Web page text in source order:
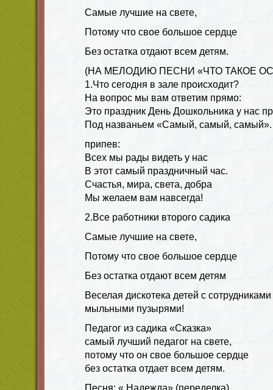
Самые лучшие на свете,
Потому что свое большое сердце
Без остатка отдают всем детям.
(НА МЕЛОДИЮ ПЕСНИ «ЧТО ТАКОЕ
1.Что сегодня в зале происходит?
На вопрос мы вам ответим прямо:
Это праздник День Дошкольника у нас
Под названьем «Самый, самый, самый».
припев:
Всех мы рады видеть у нас
В этот самый праздничный час.
Счастья, мира, света, добра
Мы желаем вам навсегда!
2.Все работники второго садика
Самые лучшие на свете,
Потому что свое большое сердце
Без остатка отдают всем детям
Веселая дискотека детей с сотрудниками
мыльными пузырями!
Педагог из садика «Сказка»
самый лучший педагог на свете,
потому что он свое большое сердце
без остатка отдает всем детям.
Песня: « Надежда» (переделка)